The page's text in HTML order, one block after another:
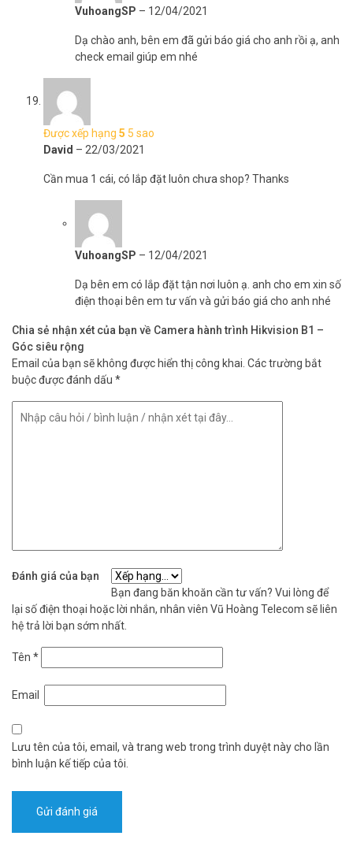
VuhoangSP – 12/04/2021
Dạ chào anh, bên em đã gửi báo giá cho anh rồi ạ, anh
check email giúp em nhé
Được xếp hạng 5 5 sao
David – 22/03/2021
Cần mua 1 cái, có lắp đặt luôn chưa shop? Thanks
VuhoangSP – 12/04/2021
Dạ bên em có lắp đặt tận nơi luôn ạ. anh cho em xin số
điện thoại bên em tư vấn và gửi báo giá cho anh nhé
Chia sẻ nhận xét của bạn về Camera hành trình Hikvision B1 –
Góc siêu rộng
Email của bạn sẽ không được hiển thị công khai. Các trường bắt
buộc được đánh dấu *
Đánh giá của bạn
Bạn đang băn khoăn cần tư vấn? Vui lòng để
lại số điện thoại hoặc lời nhắn, nhân viên Vũ Hoàng Telecom sẽ liên
hệ trả lời bạn sớm nhất.
Tên *
Email
Lưu tên của tôi, email, và trang web trong trình duyệt này cho lần
bình luận kế tiếp của tôi.